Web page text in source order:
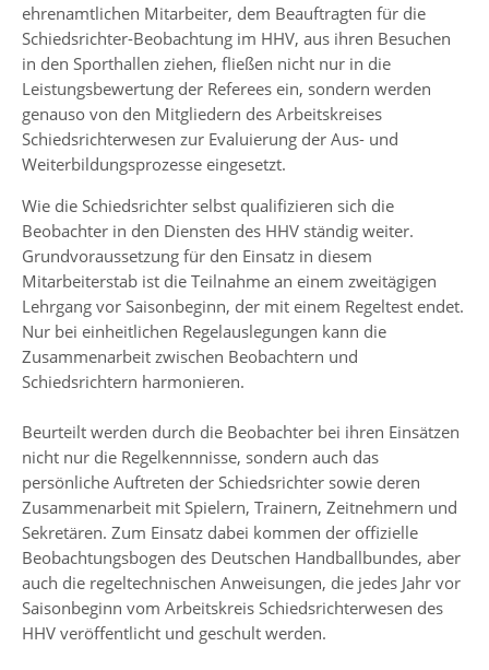
ehrenamtlichen Mitarbeiter, dem Beauftragten für die
Schiedsrichter-Beobachtung im HHV, aus ihren Besuchen
in den Sporthallen ziehen, fließen nicht nur in die
Leistungsbewertung der Referees ein, sondern werden
genauso von den Mitgliedern des Arbeitskreises
Schiedsrichterwesen zur Evaluierung der Aus- und
Weiterbildungsprozesse eingesetzt.
Wie die Schiedsrichter selbst qualifizieren sich die
Beobachter in den Diensten des HHV ständig weiter.
Grundvoraussetzung für den Einsatz in diesem
Mitarbeiterstab ist die Teilnahme an einem zweitägigen
Lehrgang vor Saisonbeginn, der mit einem Regeltest endet.
Nur bei einheitlichen Regelauslegungen kann die
Zusammenarbeit zwischen Beobachtern und
Schiedsrichtern harmonieren.
Beurteilt werden durch die Beobachter bei ihren Einsätzen
nicht nur die Regelkennnisse, sondern auch das
persönliche Auftreten der Schiedsrichter sowie deren
Zusammenarbeit mit Spielern, Trainern, Zeitnehmern und
Sekretären. Zum Einsatz dabei kommen der offizielle
Beobachtungsbogen des Deutschen Handballbundes, aber
auch die regeltechnischen Anweisungen, die jedes Jahr vor
Saisonbeginn vom Arbeitskreis Schiedsrichterwesen des
HHV veröffentlicht und geschult werden.